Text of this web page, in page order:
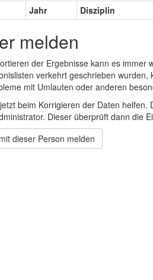
Jahr Disziplin
melden
der Ergebnisse kann es
verkehrt geschrieben
mit Umlauten oder anderen
beim Korrigieren der Daten
Dieser überprüft dann die
dieser Person melden